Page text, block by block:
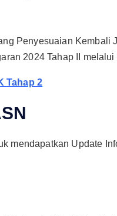
Penyesuaian Kembali
2024 Tahap II
Tahap 2
mendapatkan Update